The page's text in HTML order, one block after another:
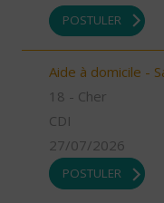
POSTULER
Aide à domicile -
18 - Cher
CDI
27/07/2026
POSTULER